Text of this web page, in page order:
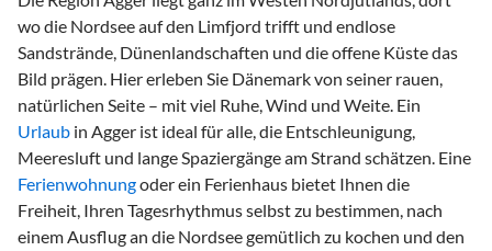
wo die Nordsee auf den Limfjord trifft und endlose
Sandstrände, Dünenlandschaften und die offene Küste das
Bild prägen. Hier erleben Sie Dänemark von seiner rauen,
natürlichen Seite – mit viel Ruhe, Wind und Weite. Ein
Urlaub in Agger ist ideal für alle, die Entschleunigung,
Meeresluft und lange Spaziergänge am Strand schätzen. Eine
Ferienwohnungoder ein Ferienhaus bietet Ihnen die
Freiheit, Ihren Tagesrhythmus selbst zu bestimmen, nach
einem Ausflug an die Nordsee gemütlich zu kochen und den